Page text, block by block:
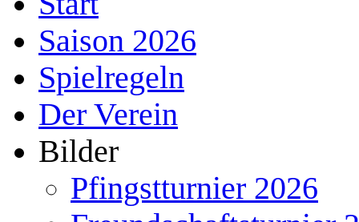
Saison 2026
Spielregeln
Der Verein
Bilder
Pfingstturnier 2026